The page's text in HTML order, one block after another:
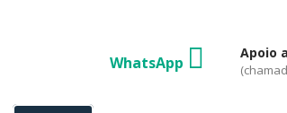
WhatsApp
Apoio